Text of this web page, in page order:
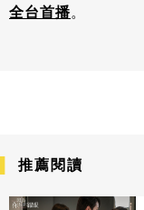
全台首播。
推薦閱讀